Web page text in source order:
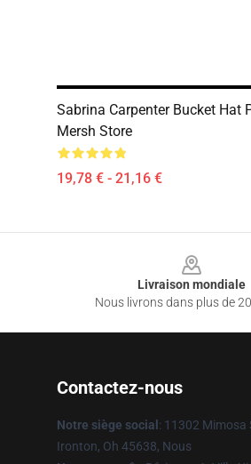
Sabrina Carpenter Bucket Hat
Mersh Store
19,78 € - 21,16 €
Livraison mondiale
Nous livrons dans plus de
Contactez-nous
Notre siège social : 11302 Mimosa
Ironton, Oh 45638, Nous